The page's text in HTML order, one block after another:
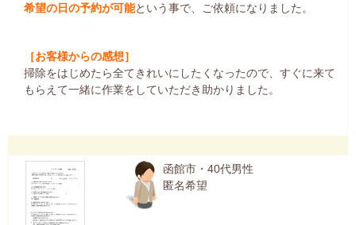
希望の日の予約が可能という事で、ご依頼になりました。
［お客様からの感想］
掃除をはじめたら全てきれいにしたくなったので、すぐに来て
もらえて一緒に作業をしていただき助かりました。
函館市・40代男性
匿名希望